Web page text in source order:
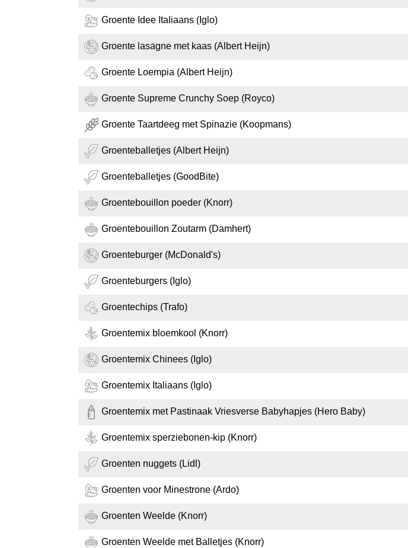
Groente Idee Italiaans (Iglo)
Groente lasagne met kaas (Albert Heijn)
Groente Loempia (Albert Heijn)
Groente Supreme Crunchy Soep (Royco)
Groente Taartdeeg met Spinazie (Koopmans)
Groenteballetjes (Albert Heijn)
Groenteballetjes (GoodBite)
Groentebouillon poeder (Knorr)
Groentebouillon Zoutarm (Damhert)
Groenteburger (McDonald's)
Groenteburgers (Iglo)
Groentechips (Trafo)
Groentemix bloemkool (Knorr)
Groentemix Chinees (Iglo)
Groentemix Italiaans (Iglo)
Groentemix met Pastinaak Vriesverse Babyhapjes (Hero Baby)
Groentemix sperziebonen-kip (Knorr)
Groenten nuggets (Lidl)
Groenten voor Minestrone (Ardo)
Groenten Weelde (Knorr)
Groenten Weelde met Balletjes (Knorr)